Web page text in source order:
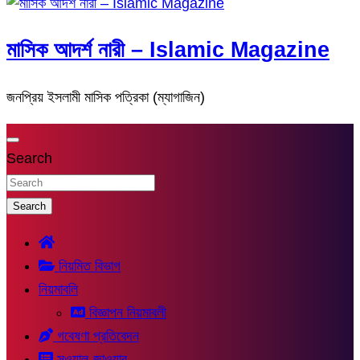
মাসিক আদর্শ নারী – Islamic Magazine
জনপ্রিয় ইসলামী মাসিক পত্রিকা (ম্যাগাজিন)
Search
Search
নিয়মিত বিভাগ
নিয়মাবলি
বিজ্ঞাপন নিয়মাবলী
গবেষণা প্রতিবেদন